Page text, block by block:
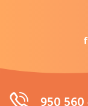
950 560